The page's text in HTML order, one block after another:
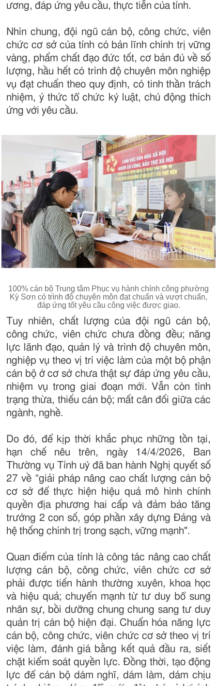
ương, đáp ứng yêu cầu, thực tiễn của tỉnh.
Nhìn chung, đội ngũ cán bộ, công chức, viên
chức cơ sở của tỉnh có bản lĩnh chính trị vững
vàng, phẩm chất đạo đức tốt, cơ bản đủ về số
lượng, hầu hết có trình độ chuyên môn nghiệp
vụ đạt chuẩn theo quy định, có tinh thần trách
nhiệm, ý thức tổ chức kỷ luật, chủ động thích
ứng với yêu cầu.
100% cán bộ Trung tâm Phục vụ hành chính công phường
Kỳ Sơn có trình độ chuyên môn đạt chuẩn và vượt chuẩn,
đáp ứng tốt yêu cầu công việc được giao.
Tuy nhiên, chất lượng của đội ngũ cán bộ,
công chức, viên chức chưa đồng đều; năng
lực lãnh đạo, quản lý và trình độ chuyên môn,
nghiệp vụ theo vị trí việc làm của một bộ phận
cán bộ ở cơ sở chưa thật sự đáp ứng yêu cầu,
nhiệm vụ trong giai đoạn mới. Vẫn còn tình
trạng thừa, thiếu cán bộ; mất cân đối giữa các
ngành, nghề.
Do đó, để kịp thời khắc phục những tồn tại,
hạn chế nêu trên, ngày 14/4/2026, Ban
Thường vụ Tỉnh uỷ đã ban hành Nghị quyết số
27 về “giải pháp nâng cao chất lượng cán bộ
cơ sở để thực hiện hiệu quả mô hình chính
quyền địa phương hai cấp và đảm bảo tăng
trưởng 2 con số, góp phần xây dựng Đảng và
hệ thống chính trị trong sạch, vững mạnh".
Quan điểm của tỉnh là công tác nâng cao chất
lượng cán bộ, công chức, viên chức cơ sở
phải được tiến hành thường xuyên, khoa học
và hiệu quả; chuyển mạnh từ tư duy bổ sung
nhân sự, bồi dưỡng chung chung sang tư duy
quản trị cán bộ hiện đại. Chuẩn hóa năng lực
cán bộ, công chức, viên chức cơ sở theo vị trí
việc làm, đánh giá bằng kết quả đầu ra, siết
chặt kiểm soát quyền lực. Đồng thời, tạo động
lực để cán bộ dám nghĩ, dám làm, dám chịu